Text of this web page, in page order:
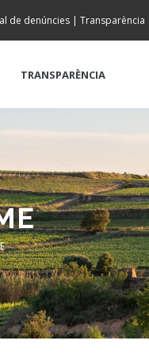
de denúncies | Transparència
TRANSPARÈNCIA